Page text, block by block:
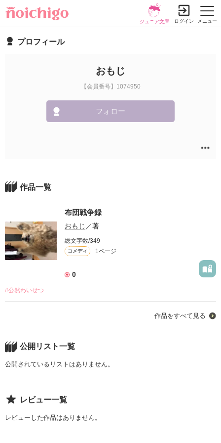
メニュー
ジュニア文庫 ログイン
プロフィール
おもじ
【会員番号】1074950
フォロー
作品一覧
布団戦争録
おもじ ／著
総文字数/349
コメディ 1ページ
0
#公然わいせつ
作品をすべて見る
公開リスト一覧
公開されているリストはありません。
レビュー一覧
レビューした作品はありません。